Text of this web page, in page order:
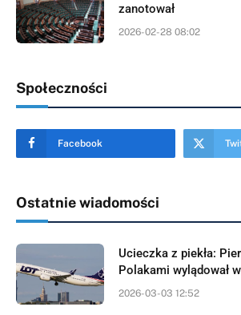
zanotował
2026-02-28 08:02
Społeczności
Facebook
Ostatnie wiadomości
Ucieczka z piekła:
Polakami wylądował
2026-03-03 12:52